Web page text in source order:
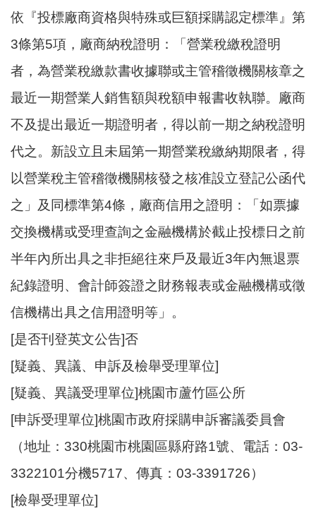
依『投標廠商資格與特殊或巨額採購認定標準』第
3條第5項，廠商納稅證明：「營業稅繳稅證明
者，為營業稅繳款書收據聯或主管稽徵機關核章之
最近一期營業人銷售額與稅額申報書收執聯。廠商
不及提出最近一期證明者，得以前一期之納稅證明
代之。新設立且未屆第一期營業稅繳納期限者，得
以營業稅主管稽徵機關核發之核准設立登記公函代
之」及同標準第4條，廠商信用之證明：「如票據
交換機構或受理查詢之金融機構於截止投標日之前
半年內所出具之非拒絕往來戶及最近3年內無退票
紀錄證明、會計師簽證之財務報表或金融機構或徵
信機構出具之信用證明等」。
[是否刊登英文公告]否
[疑義、異議、申訴及檢舉受理單位]
[疑義、異議受理單位]桃園市蘆竹區公所
[申訴受理單位]桃園市政府採購申訴審議委員會
（地址：330桃園市桃園區縣府路1號、電話：03-
3322101分機5717、傳真：03-3391726）
[檢舉受理單位]